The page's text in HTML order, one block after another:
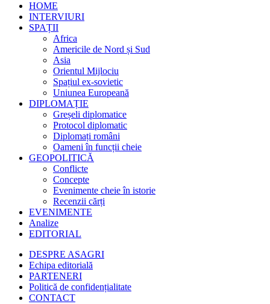
HOME
INTERVIURI
SPAȚII
Africa
Americile de Nord și Sud
Asia
Orientul Mijlociu
Spațiul ex-sovietic
Uniunea Europeană
DIPLOMAȚIE
Greșeli diplomatice
Protocol diplomatic
Diplomați români
Oameni în funcții cheie
GEOPOLITICĂ
Conflicte
Concepte
Evenimente cheie în istorie
Recenzii cărți
EVENIMENTE
Analize
EDITORIAL
DESPRE ASAGRI
Echipa editorială
PARTENERI
Politică de confidențialitate
CONTACT